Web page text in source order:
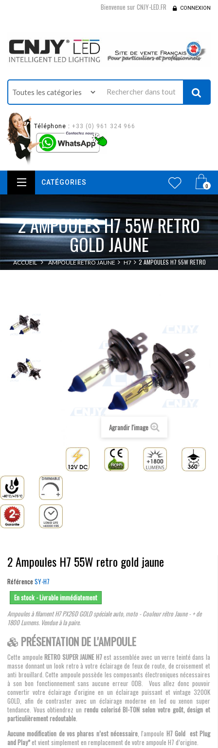
Bienvenue sur CNJY-LED.FR CONNEXION
Téléphone : +33 (0) 961 324 966
0
CATÉGORIES
2 AMPOULES H7 55W RETRO
GOLD JAUNE
ACCUEIL AMPOULE RETRO JAUNE H7
2 AMPOULES H7 55W RETRO
Agrandir l'image
2 Ampoules H7 55W retro gold jaune
Référence SY-H7
En stock - Livrable immédiatement
Ampoules à filament H7 PX26D GOLD spéciale auto, moto - Couleur rétro Jaune - + de
1800 Lumens. Vendue à la paire.
PRÉSENTATION DE L'AMPOULE
Cette ampouleRETRO SUPER JAUNE H7est assemblée avec un verre teinté dans la
masse donnant un look retro à votre éclairage de feux de route, de croisement et
anti brouillard. Cette ampoule possède les composants électroniques nécessaires
à son bon fonctionnement sans aucune erreur ODB. Vous allez donc pouvoir
convertir votre éclairage d'origine en un éclairage puissant et vintage 3200K
GOLD, afin de contraster avec un éclairage moderne en led ou xenon super
tendance. Vous obtiendrez un rendu colorisé BI-TON selon votre goût, design et
particulièrement redoutable.
Aucune modification de vos phares n’est nécessaire, l'ampoule H7 Gold est Plug
and Play*et vient simplement en remplacement de votre ampoule H7 d’origine.